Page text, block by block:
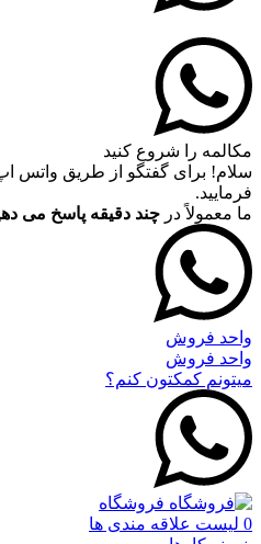
مکالمه را شروع کنید
سلام! برای گفتگو از طریق واتس
فرمایید.
ما معمولاً در چند دقیقه پاسخ می
واحد فروش
واحد فروش
میتونم کمکتون کنم؟
فروشگاه
0 لیست علاقه مندی ها